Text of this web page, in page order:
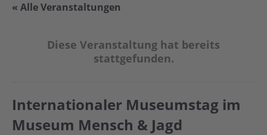
« Alle Veranstaltungen
Diese Veranstaltung hat bereits
stattgefunden.
Internationaler Museumstag im
Museum Mensch & Jagd